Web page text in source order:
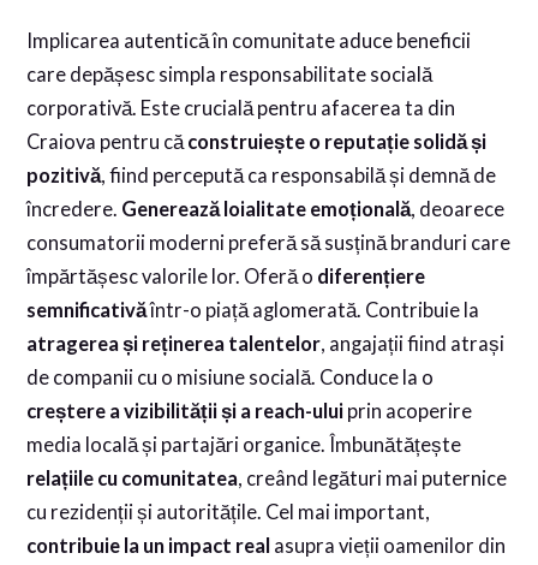
Implicarea autentică în comunitate aduce beneficii
care depășesc simpla responsabilitate socială
corporativă. Este crucială pentru afacerea ta din
Craiova pentru căconstruiește o reputație solidă și
pozitivă, fiind percepută ca responsabilă și demnă de
încredere. Generează loialitate emoțională, deoarece
consumatorii moderni preferă să susțină branduri care
împărtășesc valorile lor. Oferă o diferențiere
semnificativăîntr-o piață aglomerată. Contribuie la
atragerea și reținerea talentelor, angajații fiind atrași
de companii cu o misiune socială. Conduce la o
creștere a vizibilității și a reach-ului prin acoperire
media locală și partajări organice. Îmbunătățește
relațiile cu comunitatea, creând legături mai puternice
cu rezidenții și autoritățile. Cel mai important,
contribuie la un impact real asupra vieții oamenilor din